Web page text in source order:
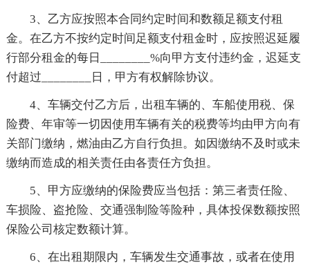
3、乙方应按照本合同约定时间和数额足额支付租
金。在乙方不按约定时间足额支付租金时，应按照迟延履
行部分租金的每日________%向甲方支付违约金，迟延支
付超过________日，甲方有权解除协议。
4、车辆交付乙方后，出租车辆的、车船使用税、保
险费、年审等一切因使用车辆有关的税费等均由甲方向有
关部门缴纳，燃油由乙方自行负担。如因缴纳不及时或未
缴纳而造成的相关责任由各责任方负担。
5、甲方应缴纳的保险费应当包括：第三者责任险、
车损险、盗抢险、交通强制险等险种，具体投保数额按照
保险公司核定数额计算。
6、在出租期限内，车辆发生交通事故，或者在使用